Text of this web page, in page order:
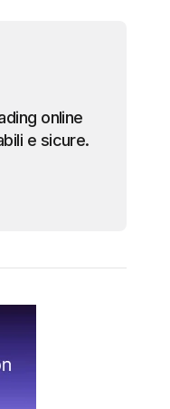
online
e sicure.